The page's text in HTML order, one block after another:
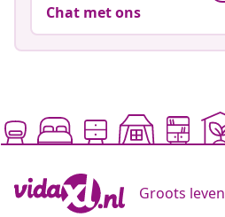
Chat met ons
Groots